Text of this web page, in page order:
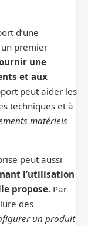
d’une
premier
une
et aux
peut aider les
techniques et à
matériels
peut aussi
l’utilisation
propose. Par
des
un produit